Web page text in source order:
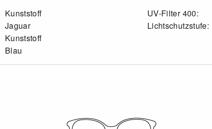
Kunststoff
Jaguar
Kunststoff
Blau
UV-Filter 400:
Lichtschutzstufe: